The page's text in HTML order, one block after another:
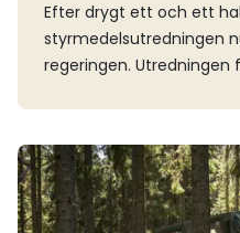
Efter drygt ett och ett
styrmedelsutredningen
regeringen. Utredningen
investeringsstöd för ny
på onsdagen emot
om styrmedel för ett
har varit att analysera
Läs mer